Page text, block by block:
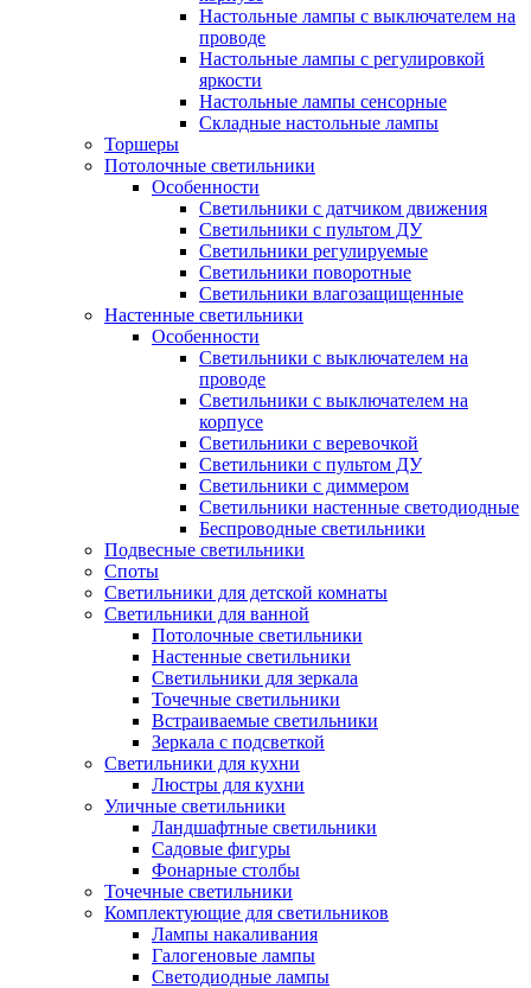
Настольные лампы с выключателем на
проводе
Настольные лампы с регулировкой
яркости
Настольные лампы сенсорные
Складные настольные лампы
Торшеры
Потолочные светильники
Особенности
Светильники с датчиком движения
Светильники с пультом ДУ
Светильники регулируемые
Светильники поворотные
Светильники влагозащищенные
Настенные светильники
Особенности
Светильники с выключателем на
проводе
Светильники с выключателем на
корпусе
Светильники с веревочкой
Светильники с пультом ДУ
Светильники с диммером
Светильники настенные светодиодные
Беспроводные светильники
Подвесные светильники
Споты
Светильники для детской комнаты
Светильники для ванной
Потолочные светильники
Настенные светильники
Светильники для зеркала
Точечные светильники
Встраиваемые светильники
Зеркала с подсветкой
Светильники для кухни
Люстры для кухни
Уличные светильники
Ландшафтные светильники
Садовые фигуры
Фонарные столбы
Точечные светильники
Комплектующие для светильников
Лампы накаливания
Галогеновые лампы
Светодиодные лампы